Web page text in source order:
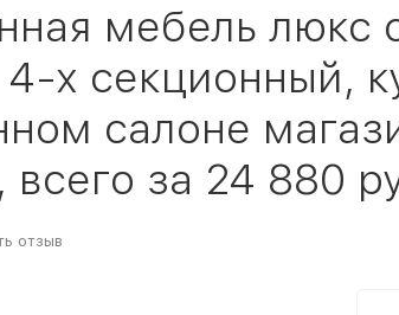
мебель люкс
х секционный,
салоне
за 24 880
отзыв